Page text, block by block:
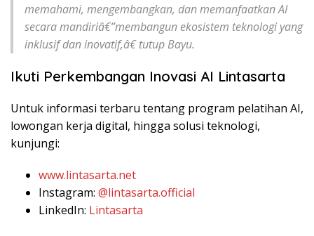
memahami, mengembangkan, dan memanfaatkan AI
secara mandiriâ€”membangun ekosistem teknologi yang
inklusif dan inovatif,â€ tutup Bayu.
Ikuti Perkembangan Inovasi AI Lintasarta
Untuk informasi terbaru tentang program pelatihan AI,
lowongan kerja digital, hingga solusi teknologi,
kunjungi:
www.lintasarta.net
Instagram: @lintasarta.official
LinkedIn: Lintasarta